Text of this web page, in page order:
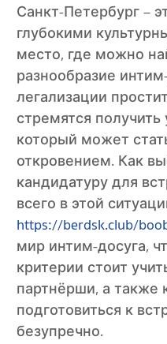
Санкт-Петербург –
глубокими
место, где можно
разнообразие
легализации
стремятся
который может
откровением. Как
кандидатуру для
всего в этой
https://berdsk.club/
мир интим-досуга,
критерии стоит
партнёрши, а также
подготовиться к
безупречно.